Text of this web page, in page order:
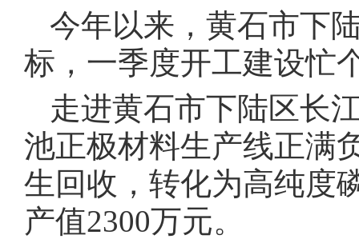
今年以来，黄石市下
标，一季度开工建设忙
走进黄石市下陆区长
池正极材料生产线正满
生回收，转化为高纯度
产值2300万元。